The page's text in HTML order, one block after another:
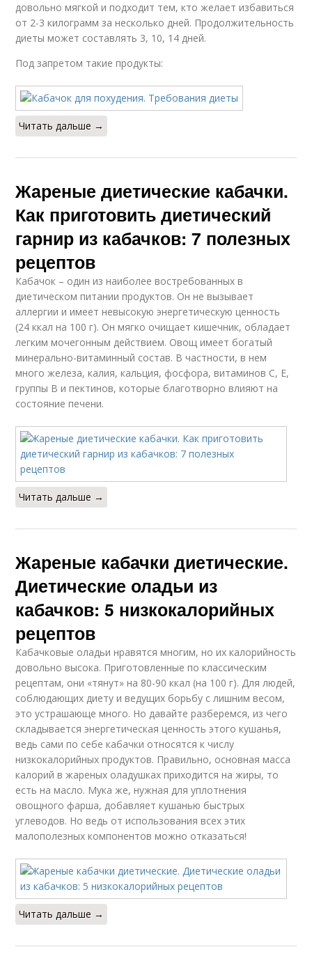
довольно мягкой и подходит тем, кто желает избавиться
от 2-3 килограмм за несколько дней. Продолжительность
диеты может составлять 3, 10, 14 дней.
Под запретом такие продукты:
Читать дальше →
Жареные диетические кабачки.
Как приготовить диетический
гарнир из кабачков: 7 полезных
рецептов
Кабачок – один из наиболее востребованных в
диетическом питании продуктов. Он не вызывает
аллергии и имеет невысокую энергетическую ценность
(24 ккал на 100 г). Он мягко очищает кишечник, обладает
легким мочегонным действием. Овощ имеет богатый
минерально-витаминный состав. В частности, в нем
много железа, калия, кальция, фосфора, витаминов C, E,
группы B и пектинов, которые благотворно влияют на
состояние печени.
Читать дальше →
Жареные кабачки диетические.
Диетические оладьи из
кабачков: 5 низкокалорийных
рецептов
Кабачковые оладьи нравятся многим, но их калорийность
довольно высока. Приготовленные по классическим
рецептам, они «тянут» на 80-90 ккал (на 100 г). Для людей,
соблюдающих диету и ведущих борьбу с лишним весом,
это устрашающе много. Но давайте разберемся, из чего
складывается энергетическая ценность этого кушанья,
ведь сами по себе кабачки относятся к числу
низкокалорийных продуктов. Правильно, основная масса
калорий в жареных оладушках приходится на жиры, то
есть на масло. Мука же, нужная для уплотнения
овощного фарша, добавляет кушанью быстрых
углеводов. Но ведь от использования всех этих
малополезных компонентов можно отказаться!
Читать дальше →